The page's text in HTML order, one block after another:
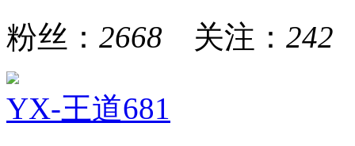
粉丝： 2668 关注： 242
YX-王道681